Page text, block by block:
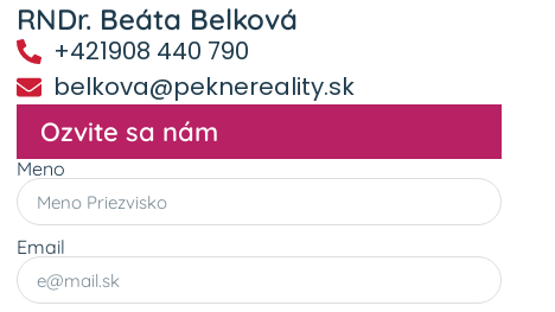
RNDr. Beáta Belková
+421908 440 790
belkova@peknereality.sk
Ozvite sa nám
Meno
Email